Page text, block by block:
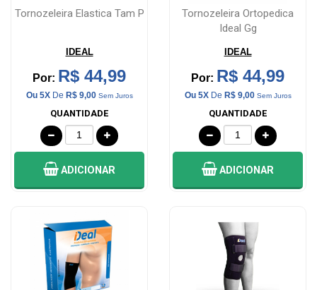
Tornozeleira Elastica Tam P
IDEAL
Por: R$ 44,99
Ou 5XDe R$ 9,00 Sem Juros
QUANTIDADE
ADICIONAR
Tornozeleira Ortopedica
Ideal Gg
IDEAL
Por: R$ 44,99
Ou 5XDe R$ 9,00 Sem Juros
QUANTIDADE
ADICIONAR